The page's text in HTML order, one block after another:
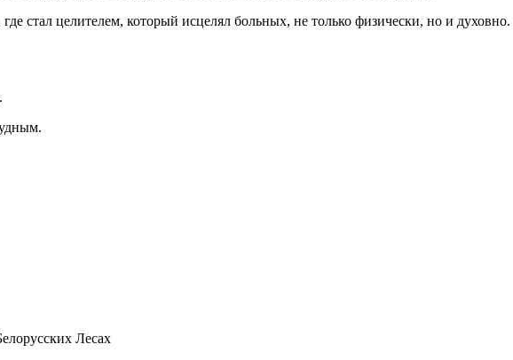
стал целителем, который исцелял больных, не только физически, но и
Лесах